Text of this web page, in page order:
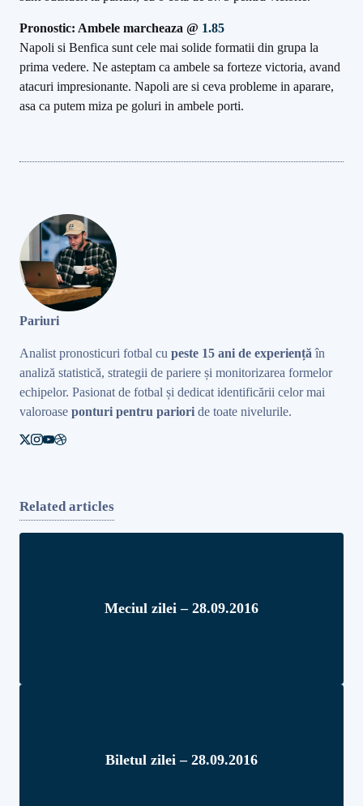
Pronostic: Ambele marcheaza @ 1.85
Napoli si Benfica sunt cele mai solide formatii din grupa la
prima vedere. Ne asteptam ca ambele sa forteze victoria, avand
atacuri impresionante. Napoli are si ceva probleme in aparare,
asa ca putem miza pe goluri in ambele porti.
Pariuri
Analist pronosticuri fotbal cu peste 15 ani de experiență în
analiză statistică, strategii de pariere și monitorizarea formelor
echipelor. Pasionat de fotbal și dedicat identificării celor mai
valoroase ponturi pentru pariori de toate nivelurile.
Related articles
Meciul zilei – 28.09.2016
Biletul zilei – 28.09.2016